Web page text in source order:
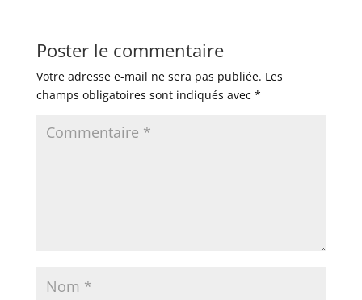
Poster le commentaire
Votre adresse e-mail ne sera pas publiée. Les
champs obligatoires sont indiqués avec *